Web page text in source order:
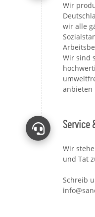
Wir
wir alle
Wir sind
anbieten
Service
Wir
und Tat
Schreib